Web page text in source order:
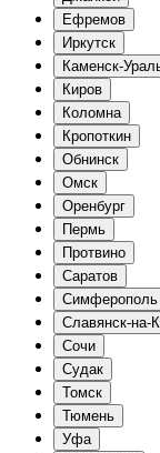
Ефремов
Иркутск
Каменск-
Киров
Коломна
Кропоткин
Обнинск
Омск
Оренбург
Пермь
Протвино
Саратов
Симферополь
Славянск-на-
Сочи
Судак
Томск
Тюмень
Уфа